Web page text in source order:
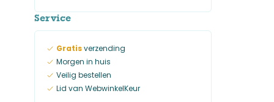
Service
Gratisverzending
Morgen in huis
Veilig bestellen
Lid van WebwinkelKeur